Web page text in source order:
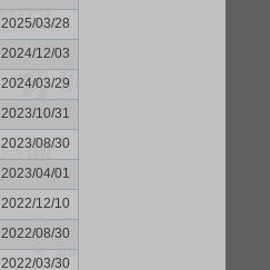
2025/03/28
2024/12/03
2024/03/29
2023/10/31
2023/08/30
2023/04/01
2022/12/10
2022/08/30
2022/03/30